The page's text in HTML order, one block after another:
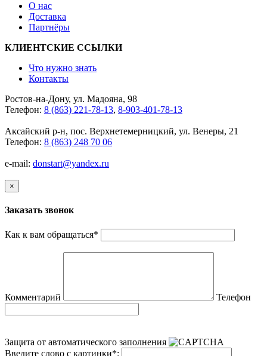
О нас
Доставка
Партнёры
КЛИЕНТСКИЕ ССЫЛКИ
Что нужно знать
Контакты
Ростов-на-Дону, ул. Мадояна, 98
Телефон: 8 (863) 221-78-13, 8-903-401-78-13
Аксайский р-н, пос. Верхнетемерницкий, ул. Венеры, 21
Телефон: 8 (863) 248 70 06
e-mail: donstart@yandex.ru
×
Заказать звонок
Как к вам обращаться*
Комментарий Телефон
Защита от автоматического заполнения
Введите слово с картинки*: